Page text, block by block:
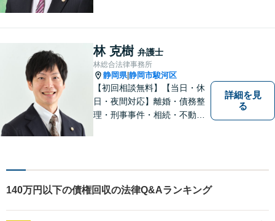
林 克樹 弁護士
林総合法律事務所
静岡県|静岡市駿河区
【初回相談無料】【当日・休
日・夜間対応】離婚・債務整
理・刑事事件・相続・不動産
す。法人・個人事業主の事業
自信があります。
詳細を見
る
140万円以下の債権回収の法律Q&Aランキング